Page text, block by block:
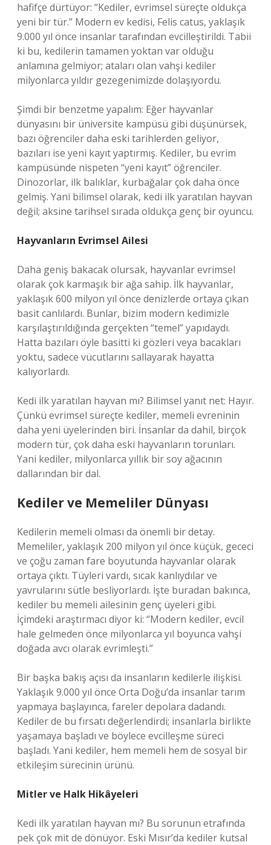
hafifçe dürtüyor: “Kediler, evrimsel süreçte oldukça
yeni bir tür.” Modern ev kedisi, Felis catus, yaklaşık
9.000 yıl önce insanlar tarafından evcilleştirildi. Tabii
ki bu, kedilerin tamamen yoktan var olduğu
anlamına gelmiyor; ataları olan vahşi kediler
milyonlarca yıldır gezegenimizde dolaşıyordu.
Şimdi bir benzetme yapalım: Eğer hayvanlar
dünyasını bir üniversite kampüsü gibi düşünürsek,
bazı öğrenciler daha eski tarihlerden geliyor,
bazıları ise yeni kayıt yaptırmış. Kediler, bu evrim
kampüsünde nispeten “yeni kayıt” öğrenciler.
Dinozorlar, ilk balıklar, kurbağalar çok daha önce
gelmiş. Yani bilimsel olarak, kedi ilk yaratılan hayvan
değil; aksine tarihsel sırada oldukça genç bir oyuncu.
Hayvanların Evrimsel Ailesi
Daha geniş bakacak olursak, hayvanlar evrimsel
olarak çok karmaşık bir ağa sahip. İlk hayvanlar,
yaklaşık 600 milyon yıl önce denizlerde ortaya çıkan
basit canlılardı. Bunlar, bizim modern kedimizle
karşılaştırıldığında gerçekten “temel” yapıdaydı.
Hatta bazıları öyle basitti ki gözleri veya bacakları
yoktu, sadece vücutlarını sallayarak hayatta
kalıyorlardı.
Kedi ilk yaratılan hayvan mı? Bilimsel yanıt net: Hayır.
Çünkü evrimsel süreçte kediler, memeli evreninin
daha yeni üyelerinden biri. İnsanlar da dahil, birçok
modern tür, çok daha eski hayvanların torunları.
Yani kediler, milyonlarca yıllık bir soy ağacının
dallarından bir dal.
Kediler ve Memeliler Dünyası
Kedilerin memeli olması da önemli bir detay.
Memeliler, yaklaşık 200 milyon yıl önce küçük, gececi
ve çoğu zaman fare boyutunda hayvanlar olarak
ortaya çıktı. Tüyleri vardı, sıcak kanlıydılar ve
yavrularını sütle besliyorlardı. İşte buradan bakınca,
kediler bu memeli ailesinin genç üyeleri gibi.
İçimdeki araştırmacı diyor ki: “Modern kediler, evcil
hale gelmeden önce milyonlarca yıl boyunca vahşi
doğada avcı olarak evrimleşti.”
Bir başka bakış açısı da insanların kedilerle ilişkisi.
Yaklaşık 9.000 yıl önce Orta Doğu’da insanlar tarım
yapmaya başlayınca, fareler depolara dadandı.
Kediler de bu fırsatı değerlendirdi; insanlarla birlikte
yaşamaya başladı ve böylece evcilleşme süreci
başladı. Yani kediler, hem memeli hem de sosyal bir
etkileşim sürecinin ürünü.
Mitler ve Halk Hikâyeleri
Kedi ilk yaratılan hayvan mı? Bu sorunun etrafında
pek çok mit de dönüyor. Eski Mısır’da kediler kutsal